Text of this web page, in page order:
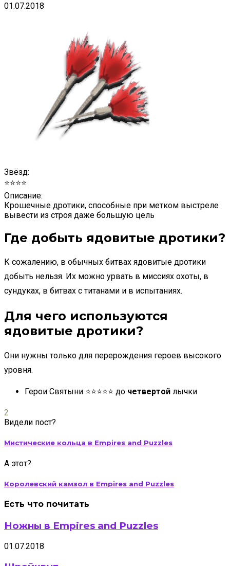
01.07.2018
Звёзд:
⭐⭐⭐⭐
Описание:
Крошечные дротики, способные при метком выстреле
вывести из строя даже большую цель
Где добыть ядовитые дротики?
К сожалению, в обычных битвах ядовитые дротики
добыть нельзя. Их можно урвать в миссиях охоты, в
сундуках, в битвах с титанами и в испытаниях.
Для чего используются
ядовитые дротики?
Они нужны только для перерождения героев высокого
уровня.
Герои Святыни ⭐⭐⭐⭐⭐ до четвертой лычки
2
Видели пост?
Мистические кольца в Empires and Puzzles
А этот?
Королевский камзол в Empires and Puzzles
Есть что почитать
Ножны в Empires and Puzzles
01.07.2018